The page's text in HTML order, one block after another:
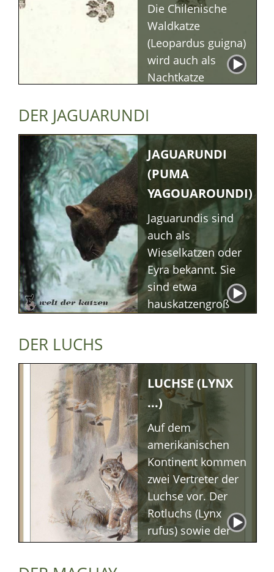
Die Chilenische
Waldkatze
(Leopardus guigna)
wird auch als
Nachtkatze
angloamerikanischen
unter der
Bezeichnung
Kodkod bekannt.
Beschreibung
Lebensraum &
Verhalten
Ernährung
DER JAGUARUNDI
JAGUARUNDI
(PUMA
YAGOUAROUNDI)
Jaguarundis sind
auch als
Wieselkatzen oder
Eyra bekannt. Sie
sind etwa
hauskatzengroß
rötlich "einfarbig"
wirkende
Fellfärbung, mit
deutlichem Agouti.
DER LUCHS
LUCHSE (LYNX
...)
Auf dem
amerikanischen
Kontinent kommen
zwei Vertreter der
Luchse vor. Der
Rotluchs (Lynx
rufus) sowie der
weiter nördlich